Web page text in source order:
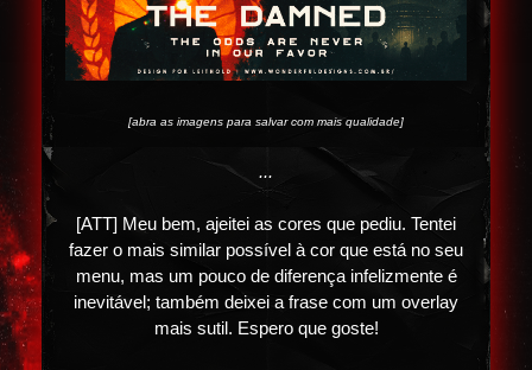
[abra as imagens para salvar com mais qualidade]
...
[ATT] Meu bem, ajeitei as cores que pediu. Tentei
fazer o mais similar possível à cor que está no seu
menu, mas um pouco de diferença infelizmente é
inevitável; também deixei a frase com um overlay
mais sutil. Espero que goste!